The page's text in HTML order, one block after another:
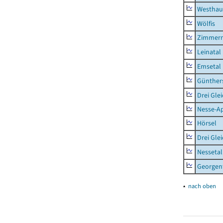
Wölfis
Leinatal
Emsetal
Drei
Nesse-
Hörsel
Drei
Nessetal
▴ nach oben